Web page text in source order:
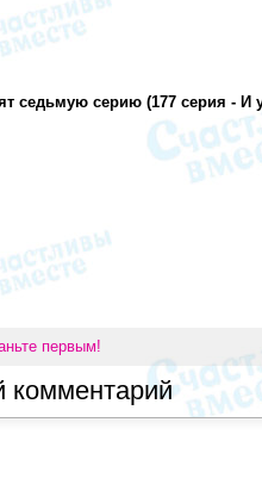
седьмую серию (177 серия -
первым!
комментарий